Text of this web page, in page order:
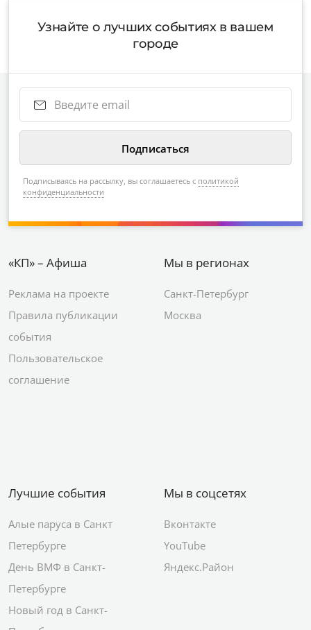
Узнайте о лучших событиях в вашем
городе
Подписываясь на рассылку, вы соглашаетесь с политикой
конфиденциальности
«КП» – Афиша
Реклама на проекте
Правила публикации
события
Пользовательское
соглашение
Мы в регионах
Санкт-Петербург
Москва
Лучшие события
Алые паруса в Санкт
Петербурге
День ВМФ в Санкт-
Петербурге
Новый год в Санкт-
Мы в соцсетях
Вконтакте
YouTube
Яндекс.Район